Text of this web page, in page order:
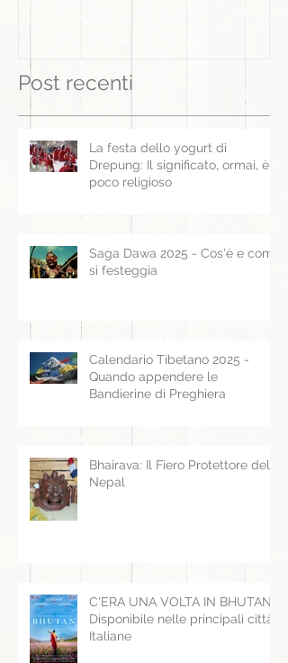
Post recenti
La festa dello yogurt di
Drepung: Il significato, ormai, è
poco religioso
Saga Dawa 2025 - Cos'è e come
si festeggia
Calendario Tibetano 2025 -
Quando appendere le
Bandierine di Preghiera
Bhairava: Il Fiero Protettore del
Nepal
C'ERA UNA VOLTA IN BHUTAN -
Disponibile nelle principali città
Italiane